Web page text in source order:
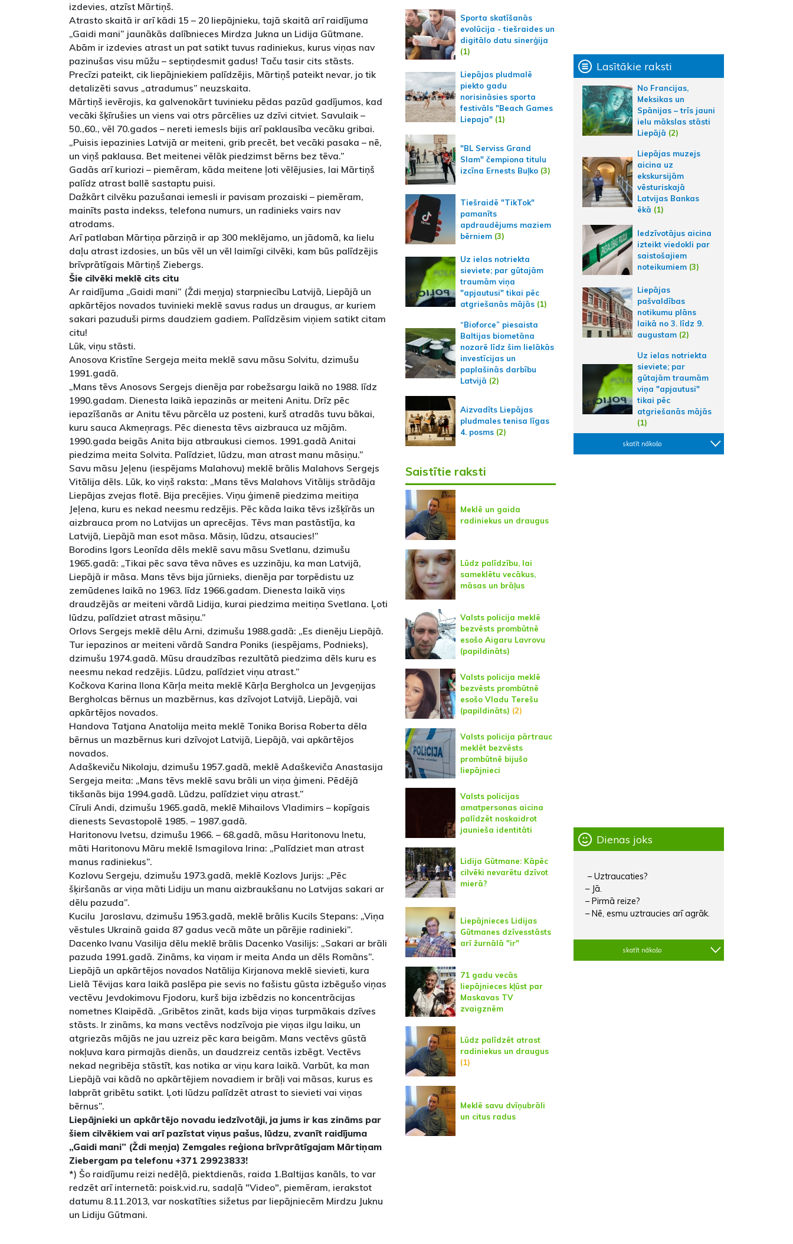
izdevies, atzīst Mārtiņš.
Atrasto skaitā ir arī kādi 15 – 20 liepājnieku, tajā skaitā arī raidījuma
„Gaidi mani” jaunākās dalībnieces Mirdza Jukna un Lidija Gūtmane.
Abām ir izdevies atrast un pat satikt tuvus radiniekus, kurus viņas nav
pazinušas visu mūžu – septiņdesmit gadus! Taču tasir cits stāsts.
Precīzi pateikt, cik liepājniekiem palīdzējis, Mārtiņš pateikt nevar, jo tik
detalizēti savus „atradumus” neuzskaita.
Mārtiņš ievērojis, ka galvenokārt tuvinieku pēdas pazūd gadījumos, kad
vecāki šķīrušies un viens vai otrs pārcēlies uz dzīvi citviet. Savulaik –
50.,60., vēl 70.gados – nereti iemesls bijis arī paklausība vecāku gribai.
„Puisis iepazinies Latvijā ar meiteni, grib precēt, bet vecāki pasaka – nē,
un viņš paklausa. Bet meitenei vēlāk piedzimst bērns bez tēva.”
Gadās arī kuriozi – piemēram, kāda meitene ļoti vēlējusies, lai Mārtiņš
palīdz atrast ballē sastaptu puisi.
Dažkārt cilvēku pazušanai iemesli ir pavisam prozaiski – piemēram,
mainīts pasta indekss, telefona numurs, un radinieks vairs nav
atrodams.
Arī patlaban Mārtiņa pārziņā ir ap 300 meklējamo, un jādomā, ka lielu
daļu atrast izdosies, un būs vēl un vēl laimīgi cilvēki, kam būs palīdzējis
brīvprātīgais Mārtiņš Ziebergs.
Šie cilvēki meklē cits citu
Ar raidījuma „Gaidi mani” (Ždi meņja) starpniecību Latvijā, Liepājā un
apkārtējos novados tuvinieki meklē savus radus un draugus, ar kuriem
sakari pazuduši pirms daudziem gadiem. Palīdzēsim viņiem satikt citam
citu!
Lūk, viņu stāsti.
Anosova Kristīne Sergeja meita meklē savu māsu Solvitu, dzimušu
1991.gadā.
„Mans tēvs Anosovs Sergejs dienēja par robežsargu laikā no 1988. līdz
1990.gadam. Dienesta laikā iepazinās ar meiteni Anitu. Drīz pēc
iepazīšanās ar Anitu tēvu pārcēla uz posteni, kurš atradās tuvu bākai,
kuru sauca Akmeņrags. Pēc dienesta tēvs aizbrauca uz mājām.
1990.gada beigās Anita bija atbraukusi ciemos. 1991.gadā Anitai
piedzima meita Solvita. Palīdziet, lūdzu, man atrast manu māsiņu.”
Savu māsu Jeļenu (iespējams Malahovu) meklē brālis Malahovs Sergejs
Vitālija dēls. Lūk, ko viņš raksta: „Mans tēvs Malahovs Vitālijs strādāja
Liepājas zvejas flotē. Bija precējies. Viņu ģimenē piedzima meitiņa
Jeļena, kuru es nekad neesmu redzējis. Pēc kāda laika tēvs izšķīrās un
aizbrauca prom no Latvijas un aprecējas. Tēvs man pastāstīja, ka
Latvijā, Liepājā man esot māsa. Māsiņ, lūdzu, atsaucies!”
Borodins Igors Leonīda dēls meklē savu māsu Svetlanu, dzimušu
1965.gadā: „Tikai pēc sava tēva nāves es uzzināju, ka man Latvijā,
Liepājā ir māsa. Mans tēvs bija jūrnieks, dienēja par torpēdistu uz
zemūdenes laikā no 1963. līdz 1966.gadam. Dienesta laikā viņs
draudzējās ar meiteni vārdā Lidija, kurai piedzima meitiņa Svetlana. Ļoti
lūdzu, palīdziet atrast māsiņu.”
Orlovs Sergejs meklē dēlu Arni, dzimušu 1988.gadā: „Es dienēju Liepājā.
Tur iepazinos ar meiteni vārdā Sandra Poniks (iespējams, Podnieks),
dzimušu 1974.gadā. Mūsu draudzības rezultātā piedzima dēls kuru es
neesmu nekad redzējis. Lūdzu, palīdziet viņu atrast.”
Kočkova Karina llona Kārļa meita meklē Kārļa Bergholca un Jevgeņijas
Bergholcas bērnus un mazbērnus, kas dzīvojot Latvijā, Liepājā, vai
apkārtējos novados.
Handova Tatjana Anatolija meita meklē Tonika Borisa Roberta dēla
bērnus un mazbērnus kuri dzīvojot Latvijā, Liepājā, vai apkārtējos
novados.
Adaškeviču Nikolaju, dzimušu 1957.gadā, meklē Adaškeviča Anastasija
Sergeja meita: „Mans tēvs meklē savu brāli un viņa ģimeni. Pēdējā
tikšanās bija 1994.gadā. Lūdzu, palīdziet viņu atrast.”
Cīruli Andi, dzimušu 1965.gadā, meklē Mihailovs Vladimirs – kopīgais
dienests Sevastopolē 1985. – 1987.gadā.
Haritonovu Ivetsu, dzimušu 1966. – 68.gadā, māsu Haritonovu Inetu,
māti Haritonovu Māru meklē Ismagilova Irina: „Palīdziet man atrast
manus radiniekus”.
Kozlovu Sergeju, dzimušu 1973.gadā, meklē Kozlovs Jurijs: „Pēc
šķiršanās ar viņa māti Lidiju un manu aizbraukšanu no Latvijas sakari ar
dēlu pazuda”.
Kucilu Jaroslavu, dzimušu 1953.gadā, meklē brālis Kucils Stepans: „Viņa
vēstules Ukrainā gaida 87 gadus vecā māte un pārējie radinieki”.
Dacenko Ivanu Vasilija dēlu meklē brālis Dacenko Vasilijs: „Sakari ar brāli
pazuda 1991.gadā. Zināms, ka viņam ir meita Anda un dēls Romāns”.
Liepājā un apkārtējos novados Natālija Kirjanova meklē sievieti, kura
Lielā Tēvijas kara laikā paslēpa pie sevis no fašistu gūsta izbēgušo viņas
vectēvu Jevdokimovu Fjodoru, kurš bija izbēdzis no koncentrācijas
nometnes Klaipēdā. „Gribētos zināt, kads bija viņas turpmākais dzīves
stāsts. Ir zināms, ka mans vectēvs nodzīvoja pie viņas ilgu laiku, un
atgriezās mājās ne jau uzreiz pēc kara beigām. Mans vectēvs gūstā
nokļuva kara pirmajās dienās, un daudzreiz centās izbēgt. Vectēvs
nekad negribēja stāstīt, kas notika ar viņu kara laikā. Varbūt, ka man
Liepājā vai kādā no apkārtējiem novadiem ir brāļi vai māsas, kurus es
labprāt gribētu satikt. Ļoti lūdzu palīdzēt atrast to sievieti vai viņas
bērnus”.
Liepājnieki un apkārtējo novadu iedzīvotāji, ja jums ir kas zināms par
šiem cilvēkiem vai arī pazīstat viņus pašus, lūdzu, zvanīt raidījuma
„Gaidi mani” (Ždi meņja) Zemgales reģiona brīvprātīgajam Mārtiņam
Ziebergam pa telefonu +371 29923833!
*) Šo raidījumu reizi nedēļā, piektdienās, raida 1.Baltijas kanāls, to var
redzēt arī internetā: poisk.vid.ru, sadaļā "Video", piemēram, ierakstot
datumu 8.11.2013, var noskatīties sižetus par liepājniecēm Mirdzu Juknu
un Lidiju Gūtmani.
Sporta skatīšanās
evolūcija - tiešraides un
digitālo datu sinerģija
(1)
Liepājas pludmalē
piekto gadu
norisināsies sporta
festivāls "Beach Games
Liepaja"(1)
"BL Serviss Grand
Slam" čempiona titulu
izcīna Ernests Buļko(3)
Tiešraidē "TikTok"
pamanīts
apdraudējums maziem
bērniem(3)
Uz ielas notriekta
sieviete; par gūtajām
traumām viņa
"apjautusi" tikai pēc
atgriešanās mājās(1)
“Bioforce” piesaista
Baltijas biometāna
nozarē līdz šim lielākās
investīcijas un
paplašinās darbību
Latvijā (2)
Aizvadīts Liepājas
pludmales tenisa līgas
4. posms(2)
Saistītie raksti
Meklē un gaida
radiniekus un draugus
Lūdz palīdzību, lai
sameklētu vecākus,
māsas un brāļus
Valsts policija meklē
bezvēsts prombūtnē
esošo Aigaru Lavrovu
(papildināts)
Valsts policija meklē
bezvēsts prombūtnē
esošo Vladu Terešu
(papildināts) (2)
Valsts policija pārtrauc
meklēt bezvēsts
prombūtnē bijušo
liepājnieci
Valsts policijas
amatpersonas aicina
palīdzēt noskaidrot
jaunieša identitāti
Lidija Gūtmane: Kāpēc
cilvēki nevarētu dzīvot
mierā?
Liepājnieces Lidijas
Gūtmanes dzīvesstāsts
arī žurnālā "ir"
71 gadu vecās
liepājnieces kļūst par
Maskavas TV
zvaigznēm
Lūdz palīdzēt atrast
radiniekus un draugus
(1)
Meklē savu dvīņubrāli
un citus radus
Lasītākie raksti
No Francijas,
Meksikas un
Spānijas – trīs jauni
ielu mākslas stāsti
Liepājā (2)
Liepājas muzejs
aicina uz
ekskursijām
vēsturiskajā
Latvijas Bankas
ēkā (1)
Iedzīvotājus aicina
izteikt viedokli par
saistošajiem
noteikumiem (3)
Liepājas
pašvaldības
notikumu plāns
laikā no 3. līdz 9.
augustam (2)
Uz ielas notriekta
sieviete; par
gūtajām traumām
viņa "apjautusi"
tikai pēc
atgriešanās mājās
(1)
skatīt nākošo
Dienas joks
– Uztraucaties?
– Jā.
– Pirmā reize?
– Nē, esmu uztraucies arī agrāk.
skatīt nākošo